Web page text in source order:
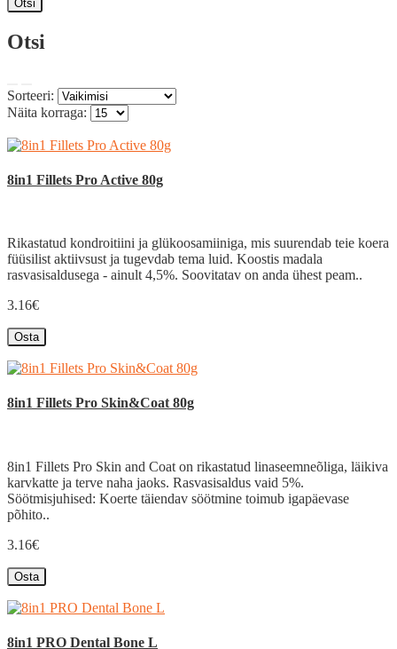
Otsi
Sorteeri:
Näita korraga:
8in1 Fillets Pro Active 80g
Rikastatud kondroitiini ja glükoosamiiniga, mis suurendab teie koera
füüsilist aktiivsust ja tugevdab tema luid. Koostis madala
rasvasisaldusega - ainult 4,5%. Soovitatav on anda ühest peam..
3.16€
Osta
8in1 Fillets Pro Skin&Coat 80g
8in1 Fillets Pro Skin and Coat on rikastatud linaseemneõliga, läikiva
karvkatte ja terve naha jaoks. Rasvasisaldus vaid 5%.
Söötmisjuhised: Koerte täiendav söötmine toimub igapäevase
põhito..
3.16€
Osta
8in1 PRO Dental Bone L